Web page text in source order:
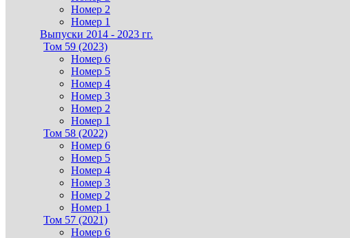
Номер 2
Номер 1
Выпуски 2014 - 2023 гг.
Том 59 (2023)
Номер 6
Номер 5
Номер 4
Номер 3
Номер 2
Номер 1
Том 58 (2022)
Номер 6
Номер 5
Номер 4
Номер 3
Номер 2
Номер 1
Том 57 (2021)
Номер 6